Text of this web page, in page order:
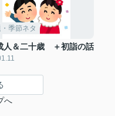
季節ネタ
人＆二十歳 ＋初詣の話
へ